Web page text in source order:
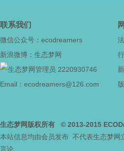
--
联系我们
微信公众号：ecodreamers
新浪微博：生态梦网
2220930746
Email：ecodreamers@126.com
生态梦网版权所有 © 2013-2015
本站信息均由会员发布 不代表生态梦
言论